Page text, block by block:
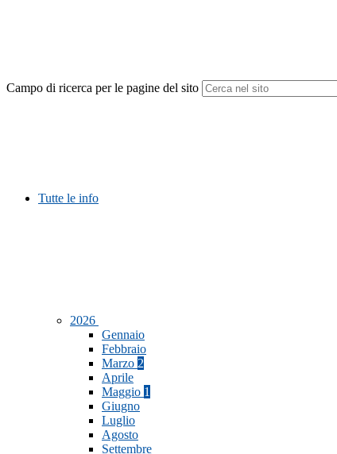
Campo di ricerca per le pagine del sito
Tutte le info
2026
Gennaio
Febbraio
Marzo 2
Aprile
Maggio 1
Giugno
Luglio
Agosto
Settembre